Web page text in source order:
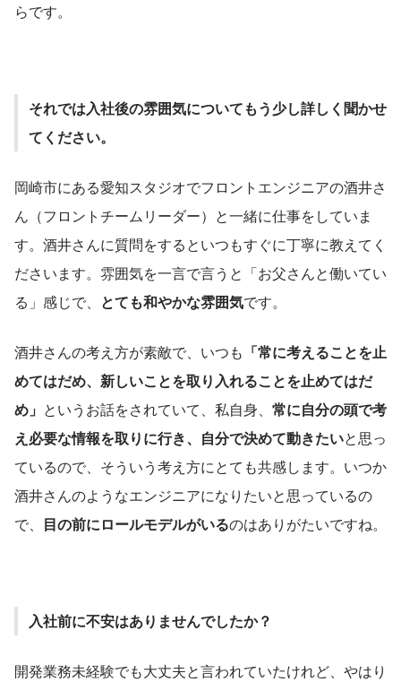
らです。
それでは入社後の雰囲気についてもう少し詳しく聞かせ
てください。
岡崎市にある愛知スタジオでフロントエンジニアの酒井さ
ん（フロントチームリーダー）と一緒に仕事をしていま
す。酒井さんに質問をするといつもすぐに丁寧に教えてく
ださいます。雰囲気を一言で言うと「お父さんと働いてい
る」感じで、 とても和やかな雰囲気です。
酒井さんの考え方が素敵で、いつも 「常に考えることを止
めてはだめ、新しいことを取り入れることを止めてはだ
め」 というお話をされていて、私自身、 常に自分の頭で考
え必要な情報を取りに行き、自分で決めて動きたいと思っ
ているので、そういう考え方にとても共感します。いつか
酒井さんのようなエンジニアになりたいと思っているの
で、 目の前にロールモデルがいるのはありがたいですね。
入社前に不安はありませんでしたか？
開発業務未経験でも大丈夫と言われていたけれど、やはり